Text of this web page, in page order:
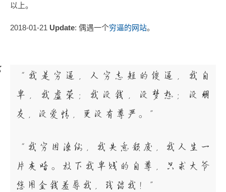
以上。
2018-01-21 Update: 偶遇一个穷逼的网站。
“我是穷逼，人穷志短的傻逼，我自
卑，我虚荣；我没钱，没梦想；没朋
友，没爱情，更没有尊严。”
“我穷困潦倒，我失意颓废，我人生一
片灰暗。放下我卑贱的自尊，只求大爷
您用金钱羞辱我，践踏我！”